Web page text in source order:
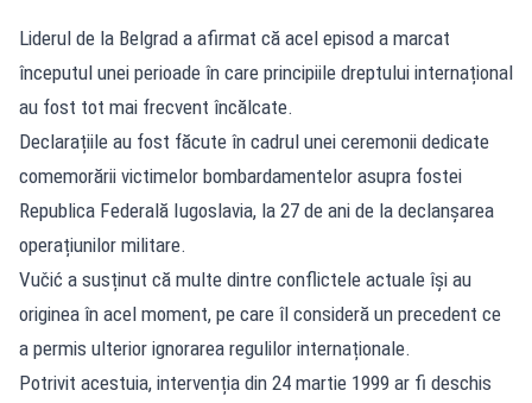
Liderul de la Belgrad a afirmat că acel episod a marcat
începutul unei perioade în care principiile dreptului internațional
au fost tot mai frecvent încălcate.
Declarațiile au fost făcute în cadrul unei ceremonii dedicate
comemorării victimelor bombardamentelor asupra fostei
Republica Federală Iugoslavia, la 27 de ani de la declanșarea
operațiunilor militare.
Vučić a susținut că multe dintre conflictele actuale își au
originea în acel moment, pe care îl consideră un precedent ce
a permis ulterior ignorarea regulilor internaționale.
Potrivit acestuia, intervenția din 24 martie 1999 ar fi deschis